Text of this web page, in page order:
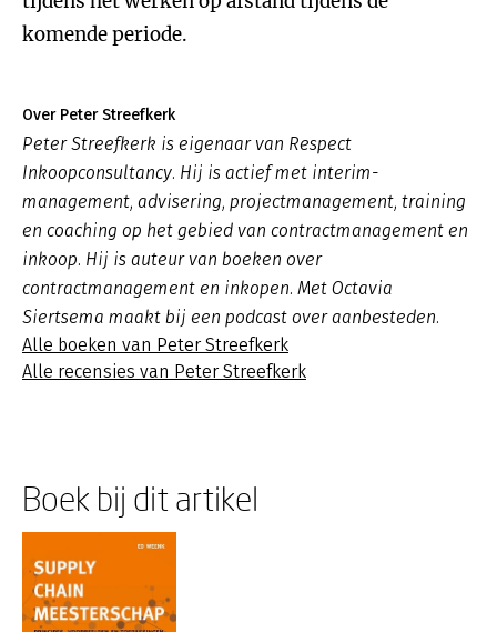
komende periode.
Over Peter Streefkerk
Peter Streefkerk is eigenaar van Respect
Inkoopconsultancy. Hij is actief met interim-
management, advisering, projectmanagement, training
en coaching op het gebied van contractmanagement en
inkoop. Hij is auteur van boeken over
contractmanagement en inkopen. Met Octavia
Siertsema maakt bij een podcast over aanbesteden.
Alle boeken van Peter Streefkerk
Alle recensies van Peter Streefkerk
Boek bij dit artikel